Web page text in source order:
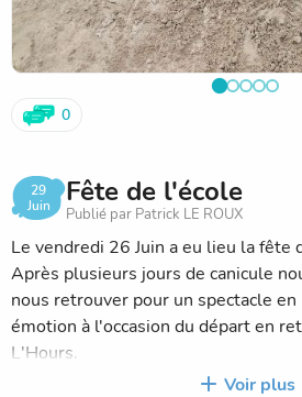
0
29
Juin
Fête de l'école
Publié par Patrick LE ROUX
Le vendredi 26 Juin a eu lieu la fête
Après plusieurs jours de canicule
nous retrouver pour un spectacle
émotion à l'occasion du départ en
L'Hours.
Merci a l'APEL, aux parentsVoir plus